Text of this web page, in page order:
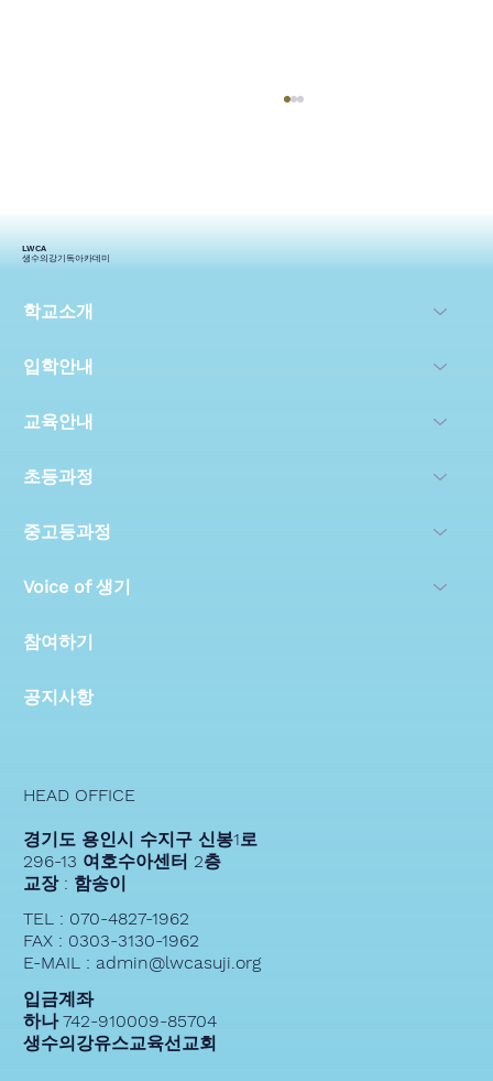
LWCA
생수의강기독아카데미
학교소개
입학안내
교육안내
초등과정
중고등과정
Voice of 생기
참여하기
공지사항
HEAD OFFICE
경기도 용인시 수지구 신봉1로
296-13 여호수아센터 2층
교장 : 함송이
TEL : 070-4827-1962
FAX : 0303-3130-1962
E-MAIL : admin@lwcasuji.org
입금계좌
하나 742-910009-85704
생수의강유스교육선교회